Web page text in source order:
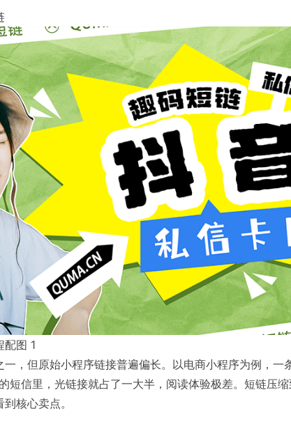
配图 1
，但原始小程序链接普遍偏长。以电商小程序为例，一
短信里，光链接就占了一大半，阅读体验极差。短链压
核心卖点。